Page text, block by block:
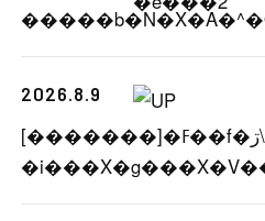
2026.8.9
[�������]�ߓ��f�ڗ\�菤